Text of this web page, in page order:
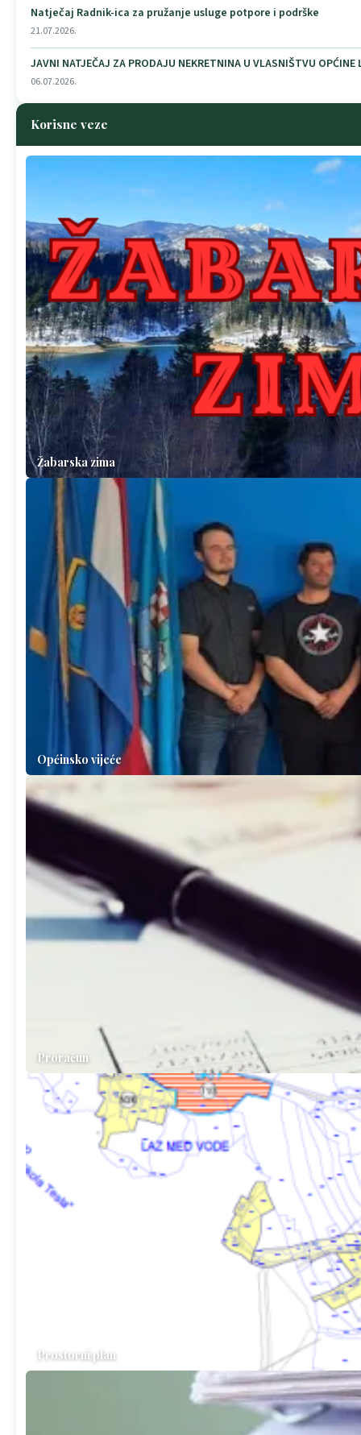
Natječaj Radnik-ica za pružanje usluge potpore i podrške
21.07.2026.
JAVNI NATJEČAJ ZA PRODAJU NEKRETNINA U VLASNIŠTVU OPĆINE
06.07.2026.
Korisne veze
Žabarska zima
Općinsko vijeće
Proračun
Prostorni plan